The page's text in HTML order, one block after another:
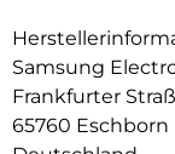
Nutze auch Circle
kann jetzt
komplettes Outfit
bestimmten
Samsung
Frankfurter
65760 Eschborn